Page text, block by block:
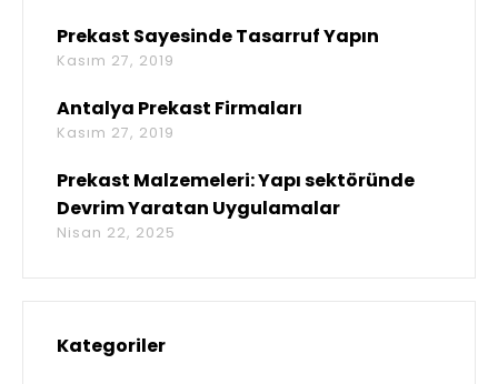
Prekast Sayesinde Tasarruf Yapın
Kasım 27, 2019
Antalya Prekast Firmaları
Kasım 27, 2019
Prekast Malzemeleri: Yapı sektöründe
Devrim Yaratan Uygulamalar
Nisan 22, 2025
Kategoriler